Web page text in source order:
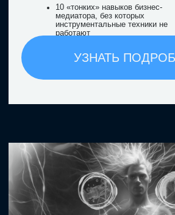
корпоративной медиации и медиативного лидерства как
части современной управленческой модели.
Здесь вы можете скачать
СКАЧАТЬ БРОШЮРУ
Почему выбирают